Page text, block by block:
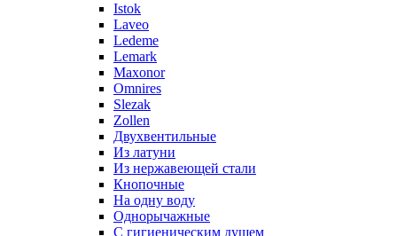
Istok
Laveo
Ledeme
Lemark
Maxonor
Omnires
Slezak
Zollen
Двухвентильные
Из латуни
Из нержавеющей стали
Кнопочные
На одну воду
Однорычажные
С гигиеническим душем